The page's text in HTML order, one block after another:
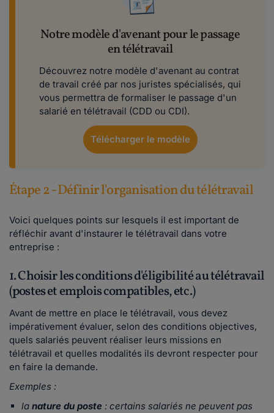
Notre modèle d'avenant pour le passage
en télétravail
Découvrez notre modèle d'avenant au contrat
de travail créé par nos juristes spécialisés, qui
vous permettra de formaliser le passage d'un
salarié en télétravail (CDD ou CDI).
Télécharger le modèle
Étape 2 - Définir l'organisation du télétravail
Voici quelques points sur lesquels il est important de
réfléchir avant d'instaurer le télétravail dans votre
entreprise :
1. Choisir les conditions d'éligibilité au télétravail
(postes et emplois compatibles, etc.)
Avant de mettre en place le télétravail, vous devez
impérativement évaluer, selon des conditions objectives,
quels salariés peuvent réaliser leurs missions en
télétravail et quelles modalités ils devront respecter pour
en faire la demande.
Exemples :
la nature du poste : certains salariés ne peuvent pas